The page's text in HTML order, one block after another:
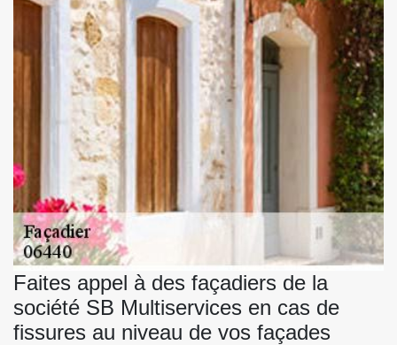
Faites appel à des façadiers de la
société SB Multiservices en cas de
fissures au niveau de vos façades